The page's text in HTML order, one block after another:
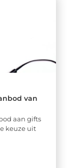
van
aan gifts
keuze uit